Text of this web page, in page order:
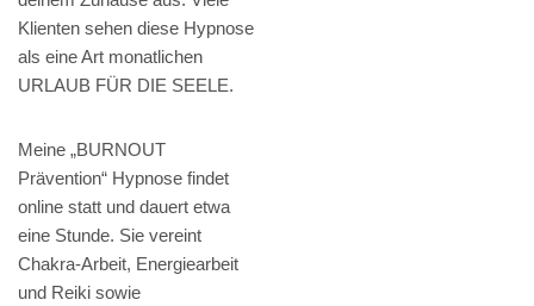
Klienten sehen diese Hypnose
als eine Art monatlichen
URLAUB FÜR DIE SEELE.
Meine „BURNOUT
Prävention“ Hypnose findet
online statt und dauert etwa
eine Stunde. Sie vereint
Chakra-Arbeit, Energiearbeit
und Reiki sowie